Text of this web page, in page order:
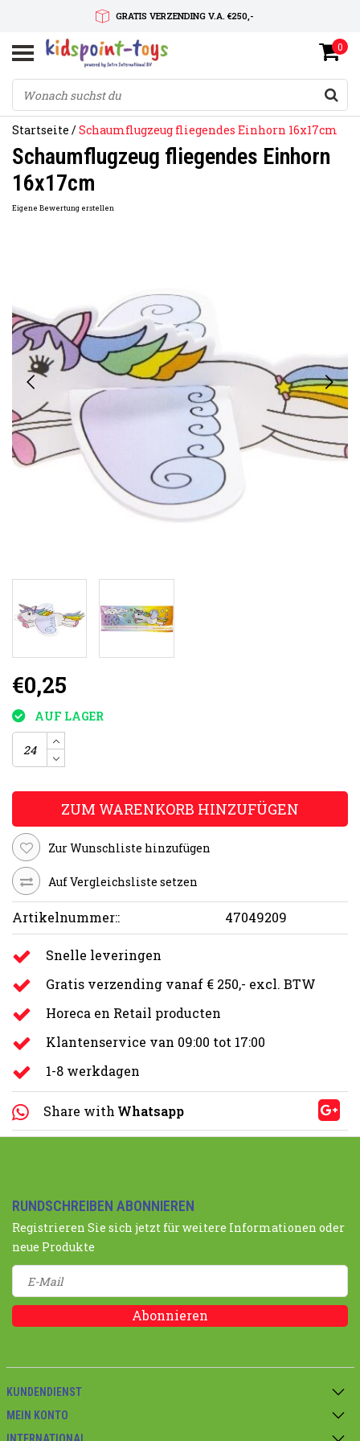
GRATIS VERZENDING V.A. €250,-
SNELLE LEVERTIJD
SERVICE OP MAAT
0
Startseite /Schaumflugzeug fliegendes Einhorn 16x17cm
Schaumflugzeug fliegendes Einhorn
16x17cm
Eigene Bewertung erstellen
€0,25
AUF LAGER
ZUM WARENKORB HINZUFÜGEN
Zur Wunschliste hinzufügen
Auf Vergleichsliste setzen
Artikelnummer:: 47049209
Snelle leveringen
Gratis verzending vanaf € 250,- excl. BTW
Horeca en Retail producten
Klantenservice van 09:00 tot 17:00
1-8 werkdagen
Share with Whatsapp
RUNDSCHREIBEN ABONNIEREN
Registrieren Sie sich jetzt für weitere Informationen oder
neue Produkte
Abonnieren
KUNDENDIENST
MEIN KONTO